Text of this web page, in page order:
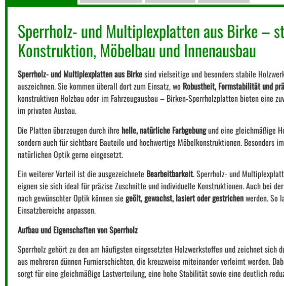
Sperrholz- und Multiplexplatten aus Birke –
Konstruktion, Möbelbau und Innenausbau
Sperrholz- und Multiplexplatten aus Birkesind vielseitige und besonders stabile
auszeichnen. Sie kommen überall dort zum Einsatz, wo Robustheit, Formstabilität und
konstruktiven Holzbau oder im Fahrzeugausbau – Birken-Sperrholzplatten bieten eine
im privaten Ausbau.
Die Platten überzeugen durch ihre helle, natürliche Farbgebungund eine gleichmäßige
sondern auch für sichtbare Bauteile und hochwertige Möbelkonstruktionen. Besonders
natürlichen Optik gerne eingesetzt.
Ein weiterer Vorteil ist die ausgezeichnete Bearbeitbarkeit. Sperrholz- und
eignen sie sich ideal für präzise Zuschnitte und individuelle Konstruktionen. Auch bei
nach gewünschter Optik können sie geölt, gewachst, lasiert oder gestrichenwerden. So
Einsatzbereiche anpassen.
Aufbau und Eigenschaften von Sperrholz
Sperrholz gehört zu den am häufigsten eingesetzten Holzwerkstoffen und zeichnet sich
aus mehreren dünnen Furnierschichten, die kreuzweise miteinander verleimt werden.
sorgt für eine gleichmäßige Lastverteilung, eine hohe Stabilität sowie eine deutlich